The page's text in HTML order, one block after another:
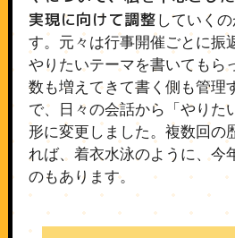
実現に向けて調整 していく
す。元々は行事開催ごとに振
やりたいテーマを書いてもら
数も増えてきて書く側も管理
で、日々の会話から「やりた
形に変更しました。複数回の
れば、着衣水泳のように、今
のもあります。